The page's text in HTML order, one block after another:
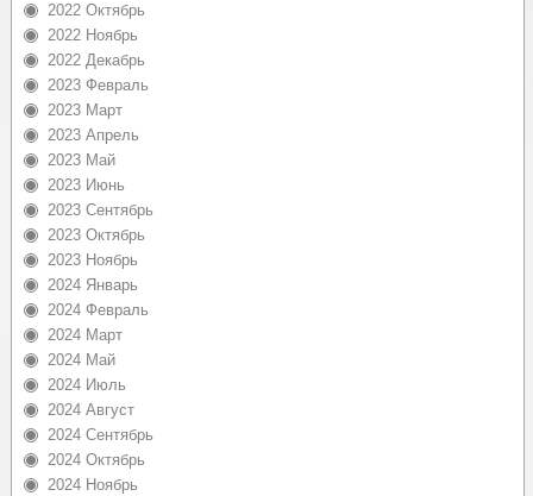
2022 Октябрь
2022 Ноябрь
2022 Декабрь
2023 Февраль
2023 Март
2023 Апрель
2023 Май
2023 Июнь
2023 Сентябрь
2023 Октябрь
2023 Ноябрь
2024 Январь
2024 Февраль
2024 Март
2024 Май
2024 Июль
2024 Август
2024 Сентябрь
2024 Октябрь
2024 Ноябрь